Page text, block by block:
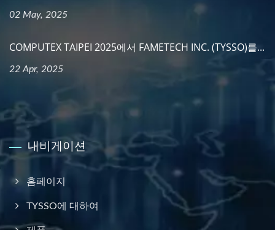
02 May, 2025
COMPUTEX TAIPEI 2025에서 FAMETECH INC. (TYSSO)를...
22 Apr, 2025
내비게이션
홈페이지
TYSSO에 대하여